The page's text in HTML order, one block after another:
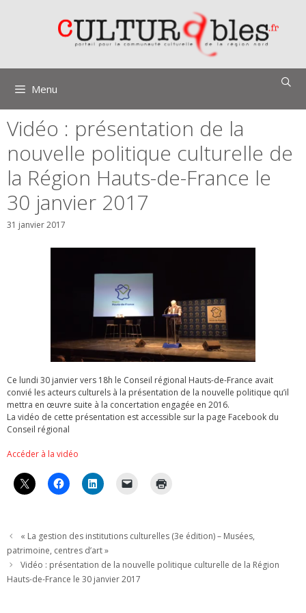
Menu
Vidéo : présentation de la
nouvelle politique culturelle de
la Région Hauts-de-France le
30 janvier 2017
31 janvier 2017
Ce lundi 30 janvier vers 18h le Conseil régional Hauts-de-France avait
convié les acteurs culturels à la présentation de la nouvelle politique qu’il
mettra en œuvre suite à la concertation engagée en 2016.
La vidéo de cette présentation est accessible sur la page Facebook du
Conseil régional
Accéder à la vidéo
« La gestion des institutions culturelles (3e édition) – Musées,
patrimoine, centres d’art »
Vidéo : présentation de la nouvelle politique culturelle de la Région
Hauts-de-France le 30 janvier 2017